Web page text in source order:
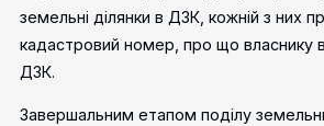
земельні ділянки в ДЗК, кожній з них
кадастровий номер, про що власнику
ДЗК.
Завершальним етапом поділу